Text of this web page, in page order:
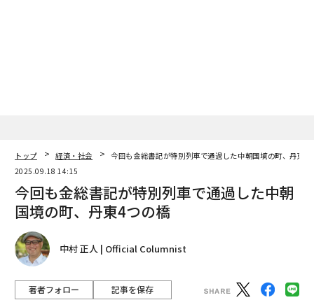
トップ 経済・社会
今回も金総書記が特別列車で通過した中朝国境の町、丹東4
2025.09.18 14:15
今回も金総書記が特別列車で通過した中朝
国境の町、丹東4つの橋
中村 正人 | Official Columnist
著者フォロー 記事を保存